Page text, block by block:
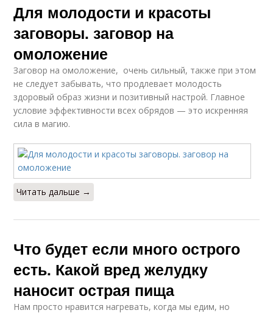
Для молодости и красоты
заговоры. заговор на
омоложение
Заговор на омоложение, очень сильный, также при этом
не следует забывать, что продлевает молодость
здоровый образ жизни и позитивный настрой. Главное
условие эффективности всех обрядов — это искренняя
сила в магию.
Читать дальше →
Что будет если много острого
есть. Какой вред желудку
наносит острая пища
Нам просто нравится нагревать, когда мы едим, но